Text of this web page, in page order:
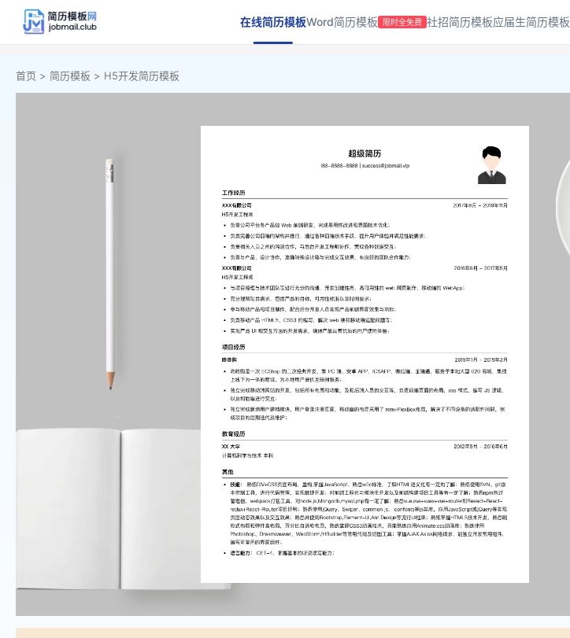
在线简历模板Word简历模板 限时全免费 社招简历模板应届生简历模板
首页 > 简历模板 > H5开发简历模板